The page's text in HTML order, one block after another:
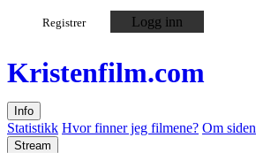
Registrer Logg inn
Kristenfilm.com
Info
Statistikk Hvor finner jeg filmene? Om siden
Stream